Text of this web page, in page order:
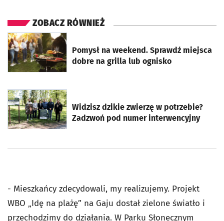
ZOBACZ RÓWNIEŻ
Pomysł na weekend. Sprawdź miejsca
dobre na grilla lub ognisko
otworzy się w nowej karcie
Widzisz dzikie zwierzę w potrzebie?
Zadzwoń pod numer interwencyjny
otworzy się w nowej karcie
- Mieszkańcy zdecydowali, my realizujemy. Projekt
WBO „Idę na plażę” na Gaju dostał zielone światło i
przechodzimy do działania. W Parku Słonecznym